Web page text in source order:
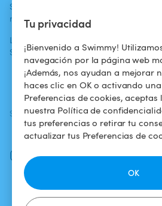
Tu privacidad
¡Bienvenido a Swimmy!
navegación por la página web
¡Además, nos ayudan a mejorar
haces clic en OK o activando
Preferencias de cookies,
nuestra Política de
tus preferencias o retirar tu
actualizar tus Preferencias de
OK
Swimmy en los
medios
La aventura
Swimmy
piscina
¿Cómo
SÍGUENOS
Facebook
Instagram